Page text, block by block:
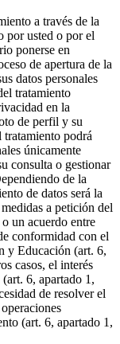
a través de la
por usted o por el
ponerse en
de apertura de la
datos personales
tratamiento
en la
de perfil y su
podrá
únicamente
consulta o gestionar
de la
de datos será la
a petición del
un acuerdo entre
conformidad con el
y Educación (art. 6,
casos, el interés
6, apartado 1,
de resolver el
(art. 6, apartado 1,